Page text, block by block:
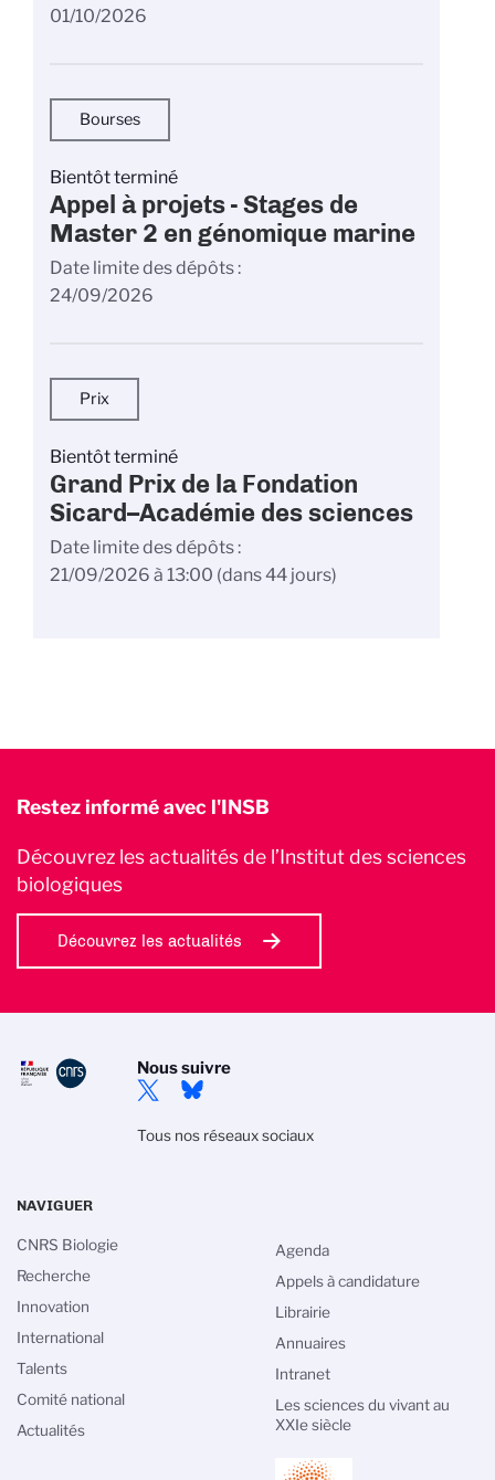
01/10/2026
Bourses
Bientôt terminé
Appel à projets - Stages de
Master 2 en génomique marine
Date limite des dépôts
24/09/2026
Prix
Bientôt terminé
Grand Prix de la Fondation
Sicard–Académie des sciences
Date limite des dépôts
21/09/2026 à 13:00 (dans 44 jours)
Restez informé avec l'INSB
Découvrez les actualités de l’Institut des sciences
biologiques
Découvrez les actualités
Nous suivre
Tous nos réseaux sociaux
NAVIGUER
CNRS Biologie
Recherche
Innovation
International
Talents
Comité national
Actualités
Agenda
Appels à candidature
Librairie
Annuaires
Intranet
Les sciences du vivant au
XXIe siècle